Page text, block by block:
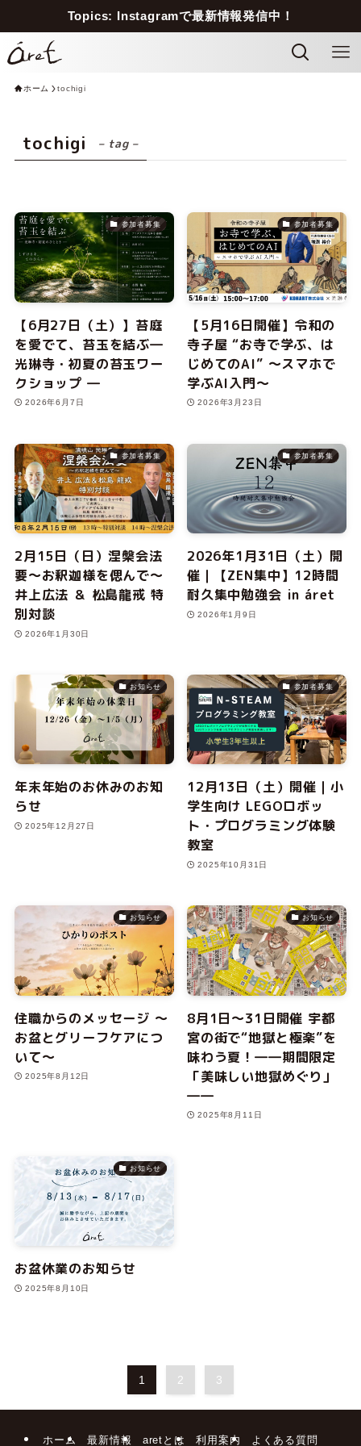
Topics: Instagramで最新情報発信中！
ホーム tochigi
tochigi – tag –
参加者募集
【6月27日（土）】苔庭
を愛でて、苔玉を結ぶ―
光琳寺・初夏の苔玉ワー
クショップ ―
2026年6月7日
参加者募集
【5月16日開催】令和の
寺子屋 “お寺で学ぶ、は
じめてのAI” 〜スマホで
学ぶAI入門〜
2026年3月23日
参加者募集
2月15日（日）涅槃会法
要〜お釈迦様を偲んで〜
井上広法 ＆ 松島龍戒 特
別対談
2026年1月30日
参加者募集
2026年1月31日（土）開
催｜【ZEN集中】12時間
耐久集中勉強会 in áret
2026年1月9日
お知らせ
年末年始のお休みのお知
らせ
2025年12月27日
参加者募集
12月13日（土）開催｜小
学生向け LEGOロボッ
ト・プログラミング体験
教室
2025年10月31日
お知らせ
住職からのメッセージ ～
お盆とグリーフケアにつ
いて～
2025年8月12日
お知らせ
8月1日～31日開催 宇都
宮の街で“地獄と極楽”を
味わう夏！――期間限定
「美味しい地獄めぐり」
――
2025年8月11日
お知らせ
お盆休業のお知らせ
2025年8月10日
1 2 3
ホーム 最新情報 aretとは 利用案内 よくある質問